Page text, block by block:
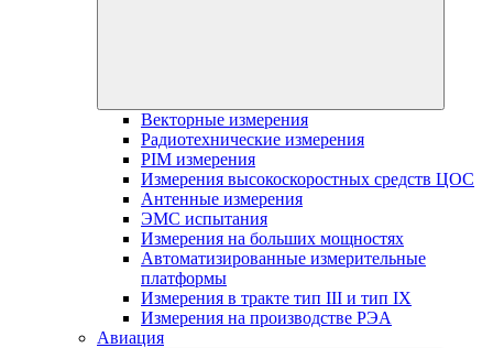
Векторные измерения
Радиотехнические измерения
PIM измерения
Измерения высокоскоростных средств ЦОС
Антенные измерения
ЭМС испытания
Измерения на больших мощностях
Автоматизированные измерительные
платформы
Измерения в тракте тип III и тип IX
Измерения на производстве РЭА
Авиация